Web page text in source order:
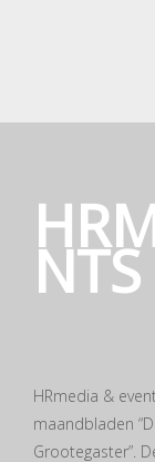
NTS
HRmedia &
maandbladen
Grootegaster”.